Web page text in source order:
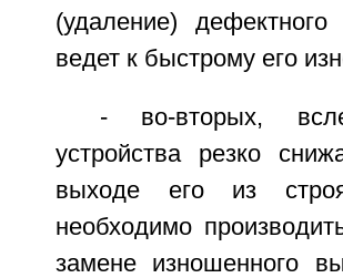
(удаление)
ведет к быстрому его
- во-вторых,
устройства резко
выходе его из
необходимо
замене изношенного